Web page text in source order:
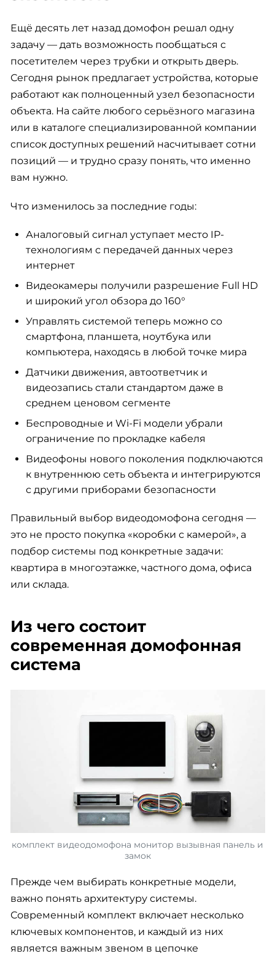
Ещё десять лет назад домофон решал одну
задачу — дать возможность пообщаться с
посетителем через трубки и открыть дверь.
Сегодня рынок предлагает устройства, которые
работают как полноценный узел безопасности
объекта. На сайте любого серьёзного магазина
или в каталоге специализированной компании
список доступных решений насчитывает сотни
позиций — и трудно сразу понять, что именно
вам нужно.
Что изменилось за последние годы:
Аналоговый сигнал уступает место IP-
технологиям с передачей данных через
интернет
Видеокамеры получили разрешение Full HD
и широкий угол обзора до 160°
Управлять системой теперь можно со
смартфона, планшета, ноутбука или
компьютера, находясь в любой точке мира
Датчики движения, автоответчик и
видеозапись стали стандартом даже в
среднем ценовом сегменте
Беспроводные и Wi-Fi модели убрали
ограничение по прокладке кабеля
Видеофоны нового поколения подключаются
к внутреннюю сеть объекта и интегрируются
с другими приборами безопасности
Правильный выбор видеодомофона сегодня —
это не просто покупка «коробки с камерой», а
подбор системы под конкретные задачи:
квартира в многоэтажке, частного дома, офиса
или склада.
Из чего состоит
современная домофонная
система
комплект видеодомофона монитор вызывная панель и
замок
Прежде чем выбирать конкретные модели,
важно понять архитектуру системы.
Современный комплект включает несколько
ключевых компонентов, и каждый из них
является важным звеном в цепочке